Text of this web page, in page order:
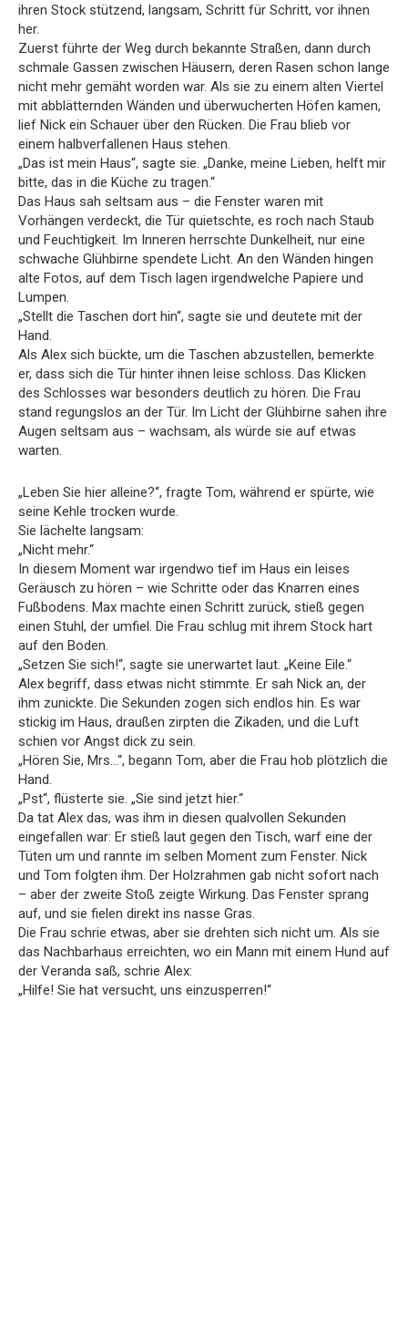
ihren Stock stützend, langsam, Schritt für Schritt, vor ihnen
her.
Zuerst führte der Weg durch bekannte Straßen, dann durch
schmale Gassen zwischen Häusern, deren Rasen schon lange
nicht mehr gemäht worden war. Als sie zu einem alten Viertel
mit abblätternden Wänden und überwucherten Höfen kamen,
lief Nick ein Schauer über den Rücken. Die Frau blieb vor
einem halbverfallenen Haus stehen.
„Das ist mein Haus“, sagte sie. „Danke, meine Lieben, helft mir
bitte, das in die Küche zu tragen.“
Das Haus sah seltsam aus – die Fenster waren mit
Vorhängen verdeckt, die Tür quietschte, es roch nach Staub
und Feuchtigkeit. Im Inneren herrschte Dunkelheit, nur eine
schwache Glühbirne spendete Licht. An den Wänden hingen
alte Fotos, auf dem Tisch lagen irgendwelche Papiere und
Lumpen.
„Stellt die Taschen dort hin“, sagte sie und deutete mit der
Hand.
Als Alex sich bückte, um die Taschen abzustellen, bemerkte
er, dass sich die Tür hinter ihnen leise schloss. Das Klicken
des Schlosses war besonders deutlich zu hören. Die Frau
stand regungslos an der Tür. Im Licht der Glühbirne sahen ihre
Augen seltsam aus – wachsam, als würde sie auf etwas
warten.
„Leben Sie hier alleine?“, fragte Tom, während er spürte, wie
seine Kehle trocken wurde.
Sie lächelte langsam:
„Nicht mehr.“
In diesem Moment war irgendwo tief im Haus ein leises
Geräusch zu hören – wie Schritte oder das Knarren eines
Fußbodens. Max machte einen Schritt zurück, stieß gegen
einen Stuhl, der umfiel. Die Frau schlug mit ihrem Stock hart
auf den Boden.
„Setzen Sie sich!“, sagte sie unerwartet laut. „Keine Eile.“
Alex begriff, dass etwas nicht stimmte. Er sah Nick an, der
ihm zunickte. Die Sekunden zogen sich endlos hin. Es war
stickig im Haus, draußen zirpten die Zikaden, und die Luft
schien vor Angst dick zu sein.
„Hören Sie, Mrs…“, begann Tom, aber die Frau hob plötzlich die
Hand.
„Pst“, flüsterte sie. „Sie sind jetzt hier.“
Da tat Alex das, was ihm in diesen qualvollen Sekunden
eingefallen war: Er stieß laut gegen den Tisch, warf eine der
Tüten um und rannte im selben Moment zum Fenster. Nick
und Tom folgten ihm. Der Holzrahmen gab nicht sofort nach
– aber der zweite Stoß zeigte Wirkung. Das Fenster sprang
auf, und sie fielen direkt ins nasse Gras.
Die Frau schrie etwas, aber sie drehten sich nicht um. Als sie
das Nachbarhaus erreichten, wo ein Mann mit einem Hund auf
der Veranda saß, schrie Alex:
„Hilfe! Sie hat versucht, uns einzusperren!“